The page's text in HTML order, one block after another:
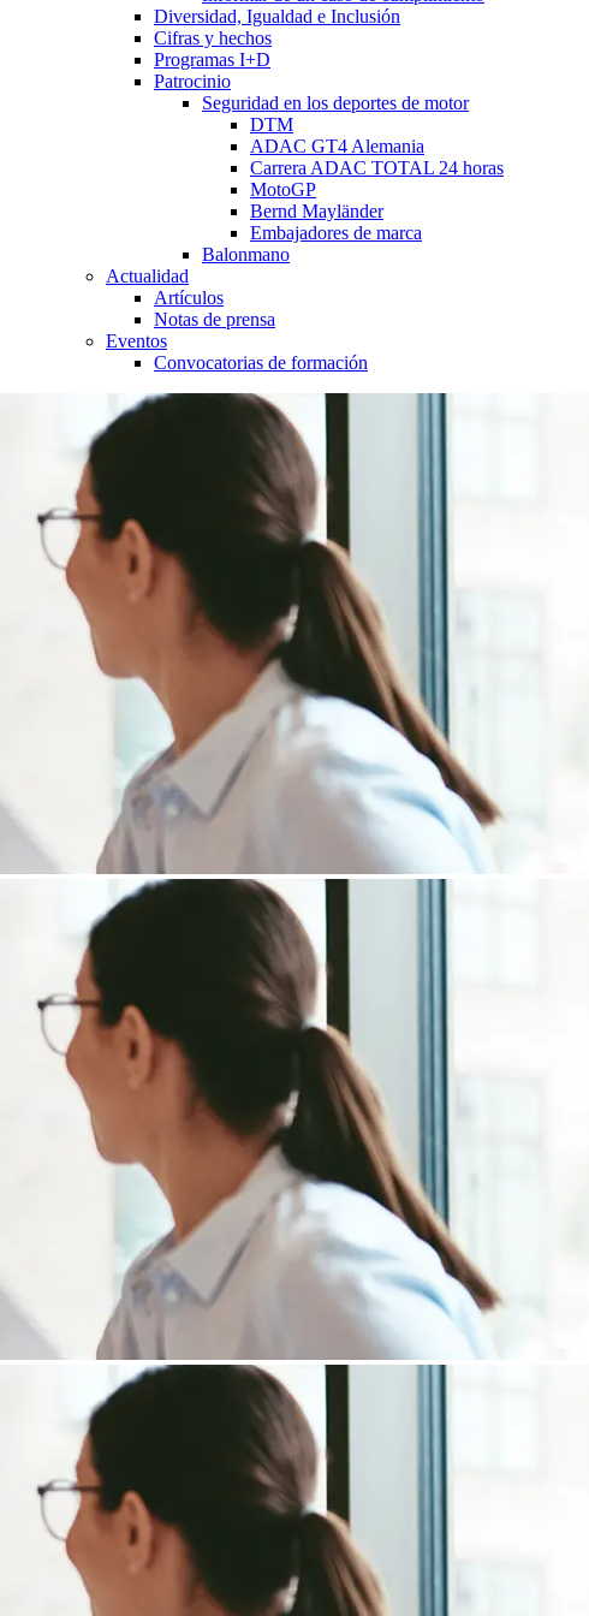
Diversidad, Igualdad e Inclusión
Cifras y hechos
Programas I+D
Patrocinio
Seguridad en los deportes de motor
DTM
ADAC GT4 Alemania
Carrera ADAC TOTAL 24 horas
MotoGP
Bernd Mayländer
Embajadores de marca
Balonmano
Actualidad
Artículos
Notas de prensa
Eventos
Convocatorias de formación